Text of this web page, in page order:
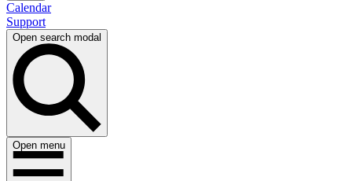
Calendar​​​​‌ ‍ ​‍​‍‌‍ ‌ ​‍‌‍‍‌‌‍‌ ‌‍‍‌‌‍ ‍​‍​‍​ ‍‍​‍​‍‌ ​ ‌‍​‌‌‍ ‍‌‍‍‌‌ ‌​‌ ‍‌​‍ ‍‌‍‍‌‌‍ ​‍​‍​‍ ​​‍​‍‌‍‍​‌ ​‍‌‍‌‌‌‍‌‍​‍​‍​ ‍‍​‍​‍‌‍‍​‌ ‌​‌ ‌​‌ ​​​ ‍‍​‍ ​‍ ‌‍ ​‌‍ ‌‍​ ‌‍​‌‌‍ ​‌‍‍​‌‍ ‌ ​ ‌ ‌​​ ‍‍​ ​ ​ ​ ​ ​ ​ ​ ​‍ ‌‍‍‌‌‍ ‍‌ ‌​‌‍‌‌‌‍ ‍‌ ‌​​‍ ‌‍‌‌‌‍‌​‌‍‍‌‌ ‌​​‍ ‌‍ ‌‌‍ ‌‍‌​‌‍‌‌​ ‌‌ ​​‌ ​‍‌‍‌‌‌ ​ ‌‍‌‌‌‍ ‍‌ ‌​‌‍​‌‌ ‌​‌‍‍‌‌‍ ‌‍ ‍​ ‍ ‌‍‍‌‌‍‌​​ ‌‌ ​ ‌‍‍‌‌ ‌​‌‍‌‌‌​‍​‌‍‌‌‌‍​‌‌‍‌​‌‍‌‌‌ ​‍​ ‍ ‌ ‌​‌ ‍‌‌ ​​‌‍‌‌​ ‌‌‍‍​‌‍‌‌‌‍​‌‌‍‌​‌‍‌‌‌ ​‍​ ‍ ‌ ​​‌‍​‌‌ ‌​‌‍‍​​ ‌‌ ​‍‌‍‍‌‌‍‌ ‌‍‍​‌ ‌​‌​ ‌‌‍‌‌‌‍ ‍‌ ‌‌‌ ​ ​‍‌‌​ ‌‌‌​​‍‌‌ ‌‍‍ ‌‍‌‌‌ ‍‌​‍‌‌​ ​ ‌​‌​​‍‌‌​ ​ ‌​‌​​‍‌‌​ ​‍​ ​‍​ ‍​​ ​‌​ ​‍​ ‌ ​ ​​​ ​‍​ ​‍‌‍‌‍​ ‌​​ ‍​​ ​‍​ ​​​‍‌‌​ ​‍​ ​‍​‍‌‌​ ‌‌‌​‌​​‍ ‍‌ ‌​‌‍‌‌‌ ‍​‌ ‌​​ ‌‍​‍‌‍​‌‌ ​ ‌‍‌‌‌‌‌‌‌ ​‍‌‍ ​​ ‌‌‍‍​‌ ‌​‌ ‌​‌ ​​​‍‌‌​ ​ ‌​​‌​‍‌‌​ ​‍‌​‌‍​‍‌‌​ ​‍‌​‌‍‌‍ ​‌‍ ‌‍​ ‌‍​‌‌‍ ​‌‍‍​‌‍ ‌ ​ ‌ ‌​​‍‌‌​ ​ ‌​​‌​ ​ ​ ​ ​ ​ ​ ​ ​‍‌‍‌‍‍‌‌‍‌​​ ‌‌ ​ ‌‍‍‌‌ ‌​‌‍‌‌‌​‍​‌‍‌‌‌‍​‌‌‍‌​‌‍‌‌‌ ​‍​‍‌‍‌ ‌​‌ ‍‌‌ ​​‌‍‌‌​ ‌‌‍‍​‌‍‌‌‌‍​‌‌‍‌​‌‍‌‌‌ ​‍​‍‌‍‌ ​​‌‍​‌‌ ‌​‌‍‍​​ ‌‌ ​‍‌‍‍‌‌‍‌ ‌‍‍​‌ ‌​‌​ ‌‌‍‌‌‌‍ ‍‌ ‌‌‌ ​ ​‍‌‌​ ‌‌‌​​‍‌‌ ‌‍‍ ‌‍‌‌‌ ‍‌​‍‌‌​ ​ ‌​‌​​‍‌‌​ ​ ‌​‌​​‍‌‌​ ​‍​ ​‍​ ‍​​ ​‌​ ​‍​ ‌ ​ ​​​ ​‍​ ​‍‌‍‌‍​ ‌​​ ‍​​ ​‍​ ​​​‍‌‌​ ​‍​ ​‍​‍‌‌​ ‌‌‌​‌​​‍ ‍‌ ‌​‌‍‌‌‌ ‍​‌ ‌​​‍‌‍‌ ​​‌‍‌‌‌ ​‍‌ ​ ‌ ​​‌‍‌‌‌‍​ ‌ ‌​‌‍‍‌‌ ‌‍‌‍‌‌​ ‌‌ ​​‌ ‌‌‌‍​‍‌‍ ​‌‍‍‌‌ ​ ‌‍‍​‌‍‌‌‌‍‌​​‍​‍‌ ‌
Support​​​​‌ ‍ ​‍​‍‌‍ ‌ ​‍‌‍‍‌‌‍‌ ‌‍‍‌‌‍ ‍​‍​‍​ ‍‍​‍​‍‌ ​ ‌‍​‌‌‍ ‍‌‍‍‌‌ ‌​‌ ‍‌​‍ ‍‌‍‍‌‌‍ ​‍​‍​‍ ​​‍​‍‌‍‍​‌ ​‍‌‍‌‌‌‍‌‍​‍​‍​ ‍‍​‍​‍‌‍‍​‌ ‌​‌ ‌​‌ ​​​ ‍‍​‍ ​‍ ‌‍ ​‌‍ ‌‍​ ‌‍​‌‌‍ ​‌‍‍​‌‍ ‌ ​ ‌ ‌​​ ‍‍​ ​ ​ ​ ​ ​ ​ ​ ​‍ ‌‍‍‌‌‍ ‍‌ ‌​‌‍‌‌‌‍ ‍‌ ‌​​‍ ‌‍‌‌‌‍‌​‌‍‍‌‌ ‌​​‍ ‌‍ ‌‌‍ ‌‍‌​‌‍‌‌​ ‌‌ ​​‌ ​‍‌‍‌‌‌ ​ ‌‍‌‌‌‍ ‍‌ ‌​‌‍​‌‌ ‌​‌‍‍‌‌‍ ‌‍ ‍​ ‍ ‌‍‍‌‌‍‌​​ ‌‌ ​ ‌‍‍‌‌ ‌​‌‍‌‌‌​‍​‌‍‌‌‌‍​‌‌‍‌​‌‍‌‌‌ ​‍​ ‍ ‌ ‌​‌ ‍‌‌ ​​‌‍‌‌​ ‌‌‍‍​‌‍‌‌‌‍​‌‌‍‌​‌‍‌‌‌ ​‍​ ‍ ‌ ​​‌‍​‌‌ ‌​‌‍‍​​ ‌‌ ​‍‌‍‍‌‌‍‌ ‌‍‍​‌ ‌​‌​ ‌‌‍‌‌‌‍ ‍‌ ‌‌‌ ​ ​‍‌‌​ ‌‌‌​​‍‌‌ ‌‍‍ ‌‍‌‌‌ ‍‌​‍‌‌​ ​ ‌​‌​​‍‌‌​ ​ ‌​‌​​‍‌‌​ ​‍​ ​‍​ ‍​​ ​‍​ ‌ ‌‍‌‌​ ​‌‌‍​‍‌‍‌​​ ‍‌​ ‌​‌‍​ ​ ‌ ​ ‌ ​‍‌‌​ ​‍​ ​‍​‍‌‌​ ‌‌‌​‌​​‍ ‍‌ ‌​‌‍‌‌‌ ‍​‌ ‌​​ ‌‍​‍‌‍​‌‌ ​ ‌‍‌‌‌‌‌‌‌ ​‍‌‍ ​​ ‌‌‍‍​‌ ‌​‌ ‌​‌ ​​​‍‌‌​ ​ ‌​​‌​‍‌‌​ ​‍‌​‌‍​‍‌‌​ ​‍‌​‌‍‌‍ ​‌‍ ‌‍​ ‌‍​‌‌‍ ​‌‍‍​‌‍ ‌ ​ ‌ ‌​​‍‌‌​ ​ ‌​​‌​ ​ ​ ​ ​ ​ ​ ​ ​‍‌‍‌‍‍‌‌‍‌​​ ‌‌ ​ ‌‍‍‌‌ ‌​‌‍‌‌‌​‍​‌‍‌‌‌‍​‌‌‍‌​‌‍‌‌‌ ​‍​‍‌‍‌ ‌​‌ ‍‌‌ ​​‌‍‌‌​ ‌‌‍‍​‌‍‌‌‌‍​‌‌‍‌​‌‍‌‌‌ ​‍​‍‌‍‌ ​​‌‍​‌‌ ‌​‌‍‍​​ ‌‌ ​‍‌‍‍‌‌‍‌ ‌‍‍​‌ ‌​‌​ ‌‌‍‌‌‌‍ ‍‌ ‌‌‌ ​ ​‍‌‌​ ‌‌‌​​‍‌‌ ‌‍‍ ‌‍‌‌‌ ‍‌​‍‌‌​ ​ ‌​‌​​‍‌‌​ ​ ‌​‌​​‍‌‌​ ​‍​ ​‍​ ‍​​ ​‍​ ‌ ‌‍‌‌​ ​‌‌‍​‍‌‍‌​​ ‍‌​ ‌​‌‍​ ​ ‌ ​ ‌ ​‍‌‌​ ​‍​ ​‍​‍‌‌​ ‌‌‌​‌​​‍ ‍‌ ‌​‌‍‌‌‌ ‍​‌ ‌​​‍‌‍‌ ​​‌‍‌‌‌ ​‍‌ ​ ‌ ​​‌‍‌‌‌‍​ ‌ ‌​‌‍‍‌‌ ‌‍‌‍‌‌​ ‌‌ ​​‌ ‌‌‌‍​‍‌‍ ​‌‍‍‌‌ ​ ‌‍‍​‌‍‌‌‌‍‌​​‍​‍‌ ‌
Open search modal
Open menu